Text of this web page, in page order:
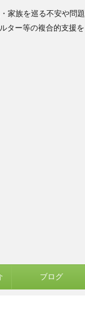
家族を巡る不安や問題
ター等の複合的支援を
ブログ